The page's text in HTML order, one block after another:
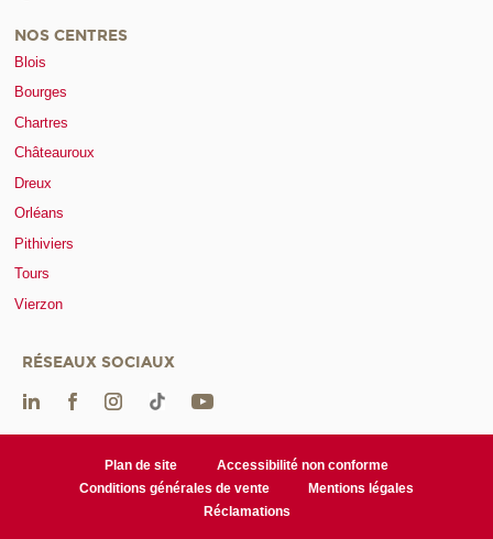
NOS CENTRES
Blois
Bourges
Chartres
Châteauroux
Dreux
Orléans
Pithiviers
Tours
Vierzon
RÉSEAUX SOCIAUX
Plan de site
Accessibilité non conforme
Conditions générales de vente
Mentions légales
Réclamations